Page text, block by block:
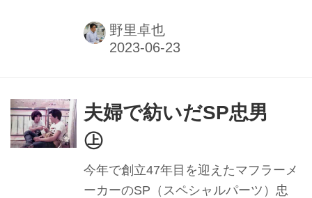
た当時を振り返ってもらった。本稿で
は創業当時からこだわり続けてきたモ
野里卓也
夫婦で紡いだSP忠男
㊤
今年で創立47年目を迎えたマフラーメ
ーカーのSP（スペシャルパーツ）忠